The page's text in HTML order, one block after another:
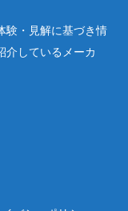
験・見解に基づき情
介しているメーカ